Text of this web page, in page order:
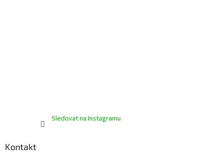
Sledovat na Instagramu
Kontakt